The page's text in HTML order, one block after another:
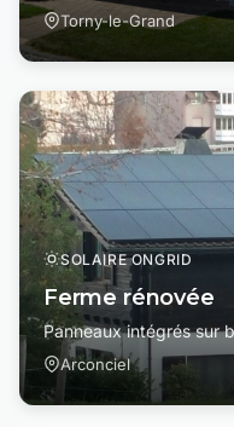
Torny-le-Grand
SOLAIRE ONGRID
Ferme rénovée
Panneaux intégrés sur
Arconciel